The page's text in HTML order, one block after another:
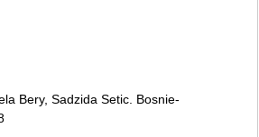
Bery, Sadzida Setic. Bosnie-